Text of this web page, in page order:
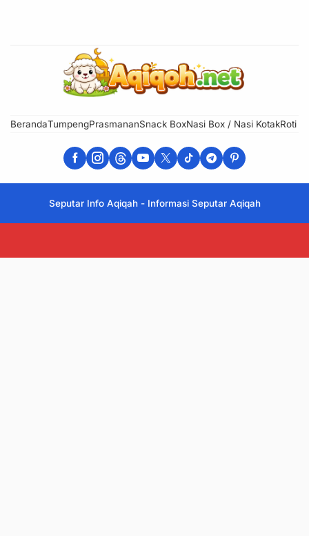
BerandaTumpengPrasmananSnack BoxNasi Box / Nasi KotakRoti
Seputar Info Aqiqah - Informasi Seputar Aqiqah